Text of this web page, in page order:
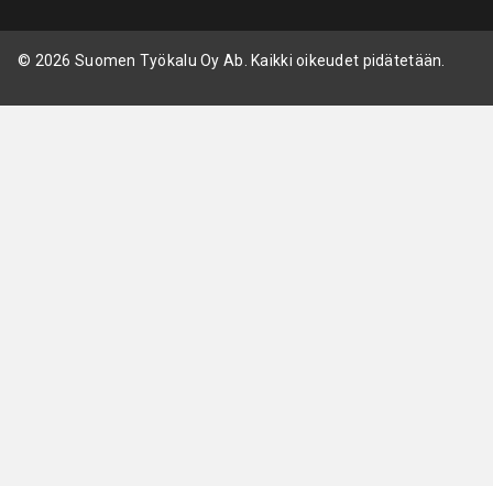
© 2026 Suomen Työkalu Oy Ab. Kaikki oikeudet pidätetään.